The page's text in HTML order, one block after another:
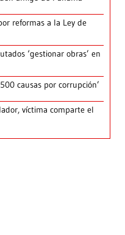
reformas a la Ley de
‘gestionar obras’ en
causas por corrupción’
víctima comparte el